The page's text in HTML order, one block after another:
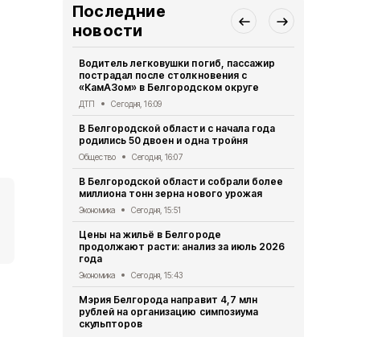
Последние
новости
Водитель легковушки погиб, пассажир
пострадал после столкновения с
«КамАЗом» в Белгородском округе
ДТП Сегодня, 16:09
В Белгородской области с начала года
родились 50 двоен и одна тройня
Общество Сегодня, 16:07
В Белгородской области собрали более
миллиона тонн зерна нового урожая
Экономика Сегодня, 15:51
Цены на жильё в Белгороде
продолжают расти: анализ за июль 2026
года
Экономика Сегодня, 15:43
Мэрия Белгорода направит 4,7 млн
рублей на организацию симпозиума
скульпторов